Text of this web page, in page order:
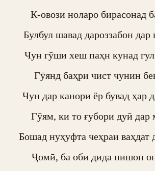
К-овози ноларо бирасонад
Булбул шавад дароззабон
Чун гӯши хеш паҳн кунад
Гӯянд баҳри чист чунин
Чун дар канори ёр бувад ҳар
Гӯям, ки то ғубори дуӣ дар
Бошад нуҳуфта чеҳраи ваҳдат
Ҷомӣ, ба оби дида нишон